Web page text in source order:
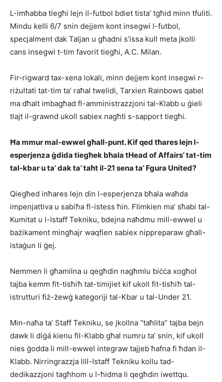
L-imħabba tiegħi lejn il-futbol bdiet tista’ tgħid minn tfuliti.
Mindu kelli 6/7 snin dejjem kont insegwi l-futbol,
specjalment dak Taljan u għadni s’issa kull meta jkolli
cans insegwi t-tim favorit tiegħi, A.C. Milan.
Fir-rigward tax-xena lokali, minn dejjem kont insegwi r-
riżultati tat-tim ta’ raħal twelidi, Tarxien Rainbows qabel
ma dħalt imbagħad fl-amministrazzjoni tal-Klabb u ġieli
tlajt il-grawnd ukoll sabiex nagħti s-sapport tiegħi.
Ħa mmur mal-ewwel għall-punt. Kif qed tħares lejn l-
esperjenza ġdida tiegħek bħala tHead of Affairs’ tat-tim
tal-kbar u ta’ dak ta’ taħt il-21 sena ta’ Fgura United?
Qiegħed inħares lejn din l-esperjenza bħala waħda
impenjattiva u sabiħa fl-istess ħin. Flimkien ma’ sħabi tal-
Kumitat u l-Istaff Tekniku, bdejna naħdmu mill-ewwel u
bażikament mingħajr waqfien sabiex nippreparaw għall-
istaġun li ġej.
Nemmen li għamilna u qegħdin nagħmlu biċċa xogħol
tajba kemm fit-tisħiħ tat-timijiet kif ukoll fit-tisħiħ tal-
istrutturi fiż-żewġ kategoriji tal-Kbar u tal-Under 21.
Min-naħa ta’ Staff Tekniku, se jkollna “taħlita” tajba bejn
dawk li diġá kienu fil-Klabb għal numru ta’ snin, kif ukoll
nies ġodda li mill-ewwel integraw tajjeb ħafna fi ħdan il-
Klabb. Nirringrazzja lill-Istaff Tekniku kollu tad-
dedikazzjoni tagħhom u l-ħidma li qegħdin iwettqu.